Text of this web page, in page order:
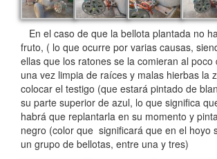
En el caso de que la bellota plantada no
fruto, ( lo que ocurre por varias causas,
ellas que los ratones se la comieran al poco
una vez limpia de raíces y malas hierbas la
colocar el testigo (que estará pintado de
su parte superior de azul, lo que significa
habrá que replantarla en su momento y
negro (color que significará que en el hoyo
un grupo de bellotas, entre una y tres)